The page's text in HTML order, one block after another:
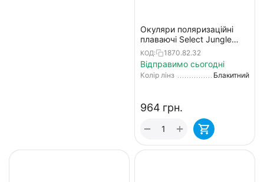
Окуляри поляризаційні
плаваючі Select Jungle
Brown Floating для
рибалки
КОД: 1870.82.32
Відправимо сьогодні
Колір лінз Блакитний
‍964‍ грн.
+
−